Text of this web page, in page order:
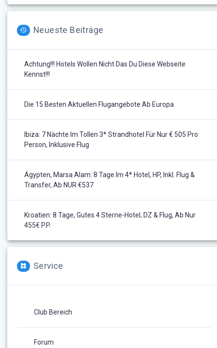
Neueste Beiträge
Achtung!!! Hotels Wollen Nicht Das Du Diese Webseite
Kennst!!!
Die 15 Besten Aktuellen Flugangebote Ab Europa
Ibiza: 7 Nächte Im Tollen 3* Strandhotel Für Nur € 505 Pro
Person, Inklusive Flug
Ägypten, Marsa Alam: 8 Tage Im 4* Hotel, HP, Inkl. Flug &
Transfer, Ab NUR €537
Kroatien: 8 Tage, Gutes 4 Sterne-Hotel, DZ & Flug, Ab Nur
455€ P.P.
Service
Club Bereich
Forum